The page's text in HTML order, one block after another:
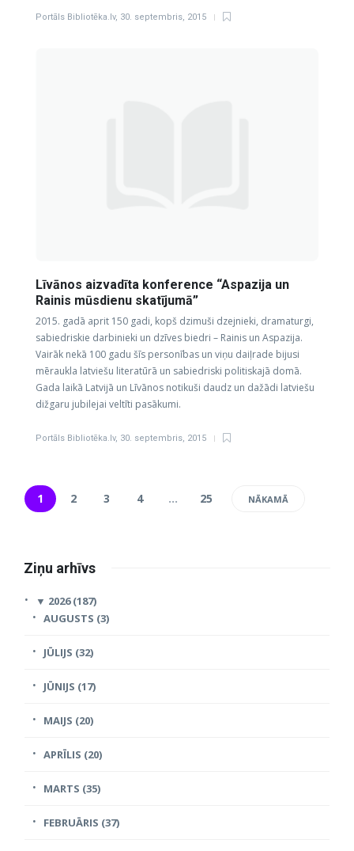
Portāls Bibliotēka.lv, 30. septembris, 2015
Līvānos aizvadīta konference “Aspazija un
Rainis mūsdienu skatījumā”
2015. gadā aprit 150 gadi, kopš dzimuši dzejnieki, dramaturgi,
sabiedriskie darbinieki un dzīves biedri – Rainis un Aspazija.
Vairāk nekā 100 gadu šīs personības un viņu daiļrade bijusi
mēraukla latviešu literatūrā un sabiedriski politiskajā domā.
Gada laikā Latvijā un Līvānos notikuši daudz un dažādi latviešu
dižgaru jubilejai veltīti pasākumi.
Portāls Bibliotēka.lv, 30. septembris, 2015
1 2 3 4 … 25 NĀKAMĀ
Ziņu arhīvs
▼ 2026 (187)
AUGUSTS (3)
JŪLIJS (32)
JŪNIJS (17)
MAIJS (20)
APRĪLIS (20)
MARTS (35)
FEBRUĀRIS (37)